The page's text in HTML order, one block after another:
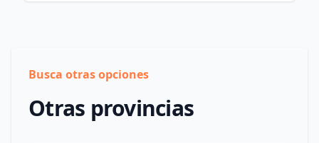
Busca otras opciones
Otras provincias